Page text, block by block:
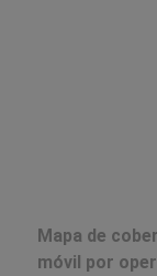
Mapa de
móvil por